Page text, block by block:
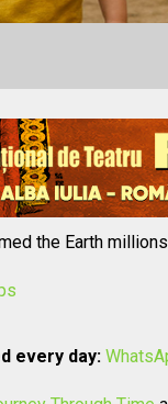
the Earth
every day: